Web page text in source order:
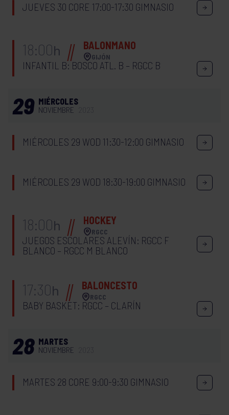
JUEVES 30 CORE 17:00-17:30 GIMNASIO
18:00h BALONMANO
GIJÓN
INFANTIL B: BOSCO ATL. B – RGCC B
29 MIÉRCOLES
NOVIEMBRE
MIÉRCOLES 29 WOD 11:30-12:00 GIMNASIO
MIÉRCOLES 29 WOD 18:30-19:00 GIMNASIO
18:00h HOCKEY
RGCC
JUEGOS ESCOLARES ALEVÍN: RGCC F
BLANCO – RGCC M BLANCO
17:30h BALONCESTO
RGCC
BABY BASKET: RGCC – CLARÍN
28 MARTES
NOVIEMBRE
MARTES 28 CORE 9:00-9:30 GIMNASIO